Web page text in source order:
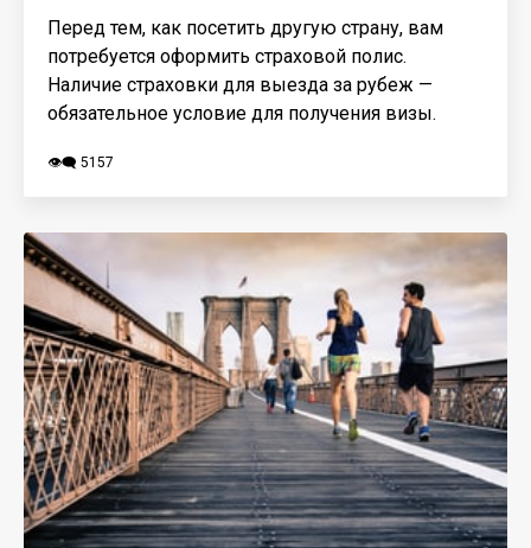
Перед тем, как посетить другую страну, вам
потребуется оформить страховой полис.
Наличие страховки для выезда за рубеж —
обязательное условие для получения визы.
👁️‍🗨️ 5157